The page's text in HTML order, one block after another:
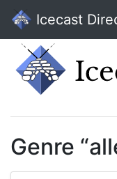
Icecast
Genre